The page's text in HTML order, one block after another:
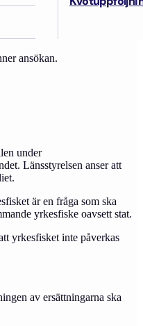
ansökan avser 256
ansökan.
under
Länsstyrelsen anser att
är en fråga som ska
yrkesfiske oavsett stat.
yrkesfisket inte påverkas
av ersättningarna ska